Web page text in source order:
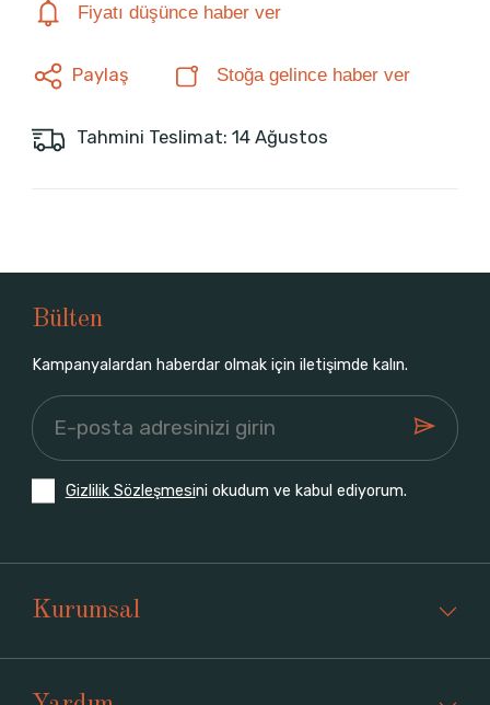
Fiyatı düşünce haber ver
Paylaş Stoğa gelince haber ver
Tahmini Teslimat: 14 Ağustos
Bülten
Kampanyalardan haberdar olmak için iletişimde kalın.
Gizlilik Sözleşmesini okudum ve kabul ediyorum.
Kurumsal